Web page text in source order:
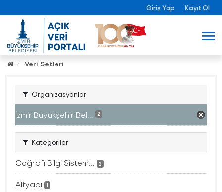
Giriş Yap Kayıt Ol
Veri Setleri
Organizasyonlar
İzmir Büyükşehir Bel... 2
Kategoriler
Coğrafi Bilgi Sistem... 2
Altyapı 1